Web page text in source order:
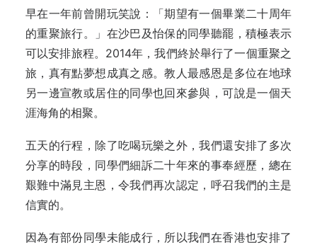
早在一年前曾開玩笑說：「期望有一個畢業二十周年
的重聚旅行。」在沙巴及怡保的同學聽罷，積極表示
可以安排旅程。2014年，我們終於舉行了一個重聚之
旅，真有點夢想成真之感。教人最感恩是多位在地球
另一邊宣教或居住的同學也回來參與，可說是一個天
涯海角的相聚。
五天的行程，除了吃喝玩樂之外，我們還安排了多次
分享的時段，同學們細訴二十年來的事奉經歷，總在
艱難中滿見主恩，令我們再次認定，呼召我們的主是
信實的。
因為有部份同學未能成行，所以我們在香港也安排了